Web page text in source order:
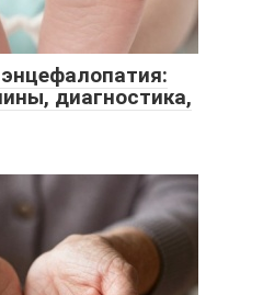
диагностика,